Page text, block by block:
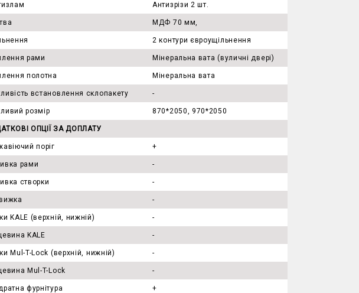
Антизрізи 2 шт.
МДФ 70 мм,
2 контури євроущільнення
рами Мінеральна вата (вуличні двері)
полотна Мінеральна вата
встановлення склопакету -
розмір 870*2050, 970*2050
ОПЦІЇ ЗА ДОПЛАТУ
поріг +
рами -
створки -
-
KALE (верхній, нижній) -
KALE -
Mul-T-Lock (верхній, нижній) -
Mul-T-Lock -
фурнітура +